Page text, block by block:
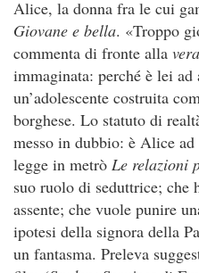
Alice, la donna fra le cui
Giovane e bella. «Troppo
commenta di fronte alla vera
immaginata: perché è lei ad
un’adolescente costruita
borghese. Lo statuto di
messo in dubbio: è Alice ad
legge in metrò Le relazioni
suo ruolo di seduttrice; che
assente; che vuole punire
ipotesi della signora della
un fantasma. Preleva